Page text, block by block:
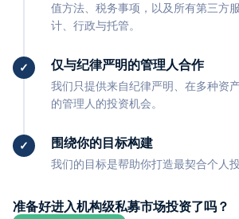
值方法、税务事项，以及所有第三方
计、行政与托管。
仅与纪律严明的管理人合作
我们只提供来自纪律严明、在多种资
的管理人的投资机会。
围绕你的目标构建
我们的目标是帮助你打造最契合个人
准备好进入机构级私募市场投资了吗？